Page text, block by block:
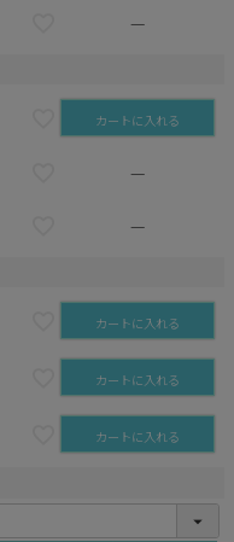
—
カートに入れる
—
—
カートに入れる
カートに入れる
カートに入れる